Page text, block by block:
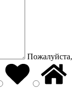
Пожалуйста,